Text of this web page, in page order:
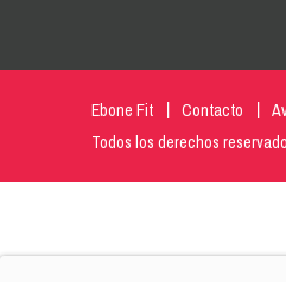
Ebone Fit Contacto
Todos los derechos